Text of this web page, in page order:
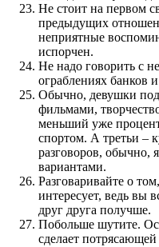
Не стоит на первом
предыдущих
неприятные
испорчен.
Не надо говорить с
ограблениях банков
Обычно, девушки
фильмами,
меньший уже
спортом. А третьи –
разговоров, обычно,
вариантами.
Разговаривайте о
интересует, ведь вы
друг друга получше.
Побольше шутите.
сделает